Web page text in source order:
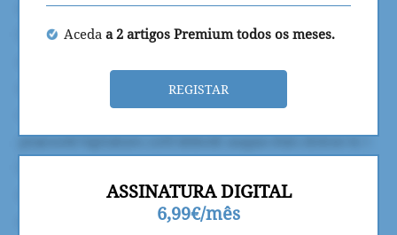
Aceda a 2 artigos Premium todos os meses.
REGISTAR
ASSINATURA DIGITAL
6,99€/mês